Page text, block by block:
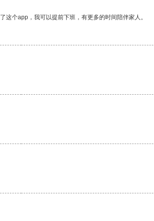
个app，我可以提前下班，有更多的时间陪伴家人。